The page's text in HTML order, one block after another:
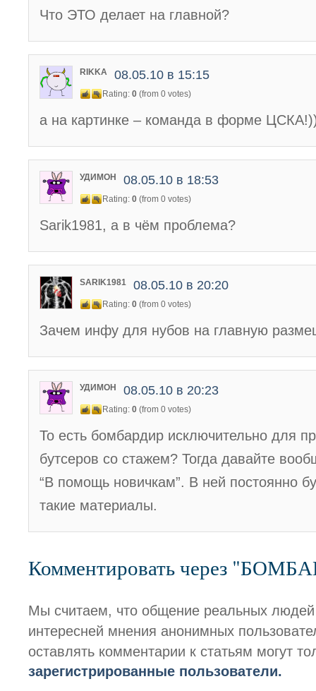
Что ЭТО делает на главной?
RIKKA 08.05.10 в 15:15
Rating: 0 (from 0 votes)
а на картинке – команда в форме
УДИМОН 08.05.10 в 18:53
Rating: 0 (from 0 votes)
Sarik1981, а в чём проблема?
SARIK1981 08.05.10 в 20:20
Rating: 0 (from 0 votes)
Зачем инфу для нубов на главную
УДИМОН 08.05.10 в 20:23
Rating: 0 (from 0 votes)
То есть бомбардир исключительно для
бутсеров со стажем? Тогда давайте
“В помощь новичкам”. В ней постоянно
такие материалы.
Комментировать через
Мы считаем, что общение реальных
интересней мнения анонимных
оставлять комментарии к статьям могут
зарегистрированные пользователи.